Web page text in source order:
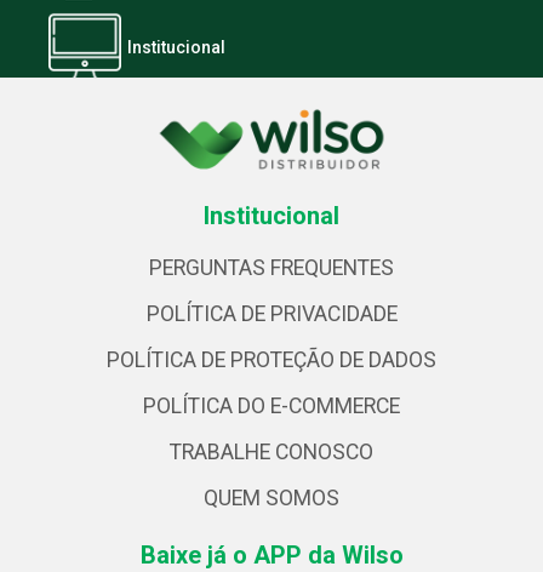
Institucional
Institucional
PERGUNTAS FREQUENTES
POLÍTICA DE PRIVACIDADE
POLÍTICA DE PROTEÇÃO DE DADOS
POLÍTICA DO E-COMMERCE
TRABALHE CONOSCO
QUEM SOMOS
Baixe já o APP da Wilso